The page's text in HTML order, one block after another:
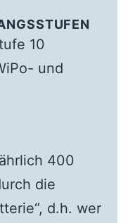
10
und
400
die
d.h. wer